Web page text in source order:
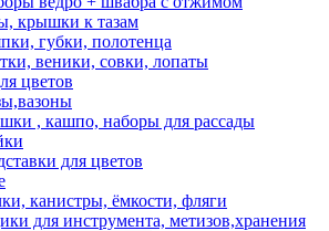
крышки к тазам
губки, полотенца
веники, совки, лопаты
цветов
, кашпо, наборы для рассады
для цветов
канистры, ёмкости, фляги
для инструмента, метизов,хранения